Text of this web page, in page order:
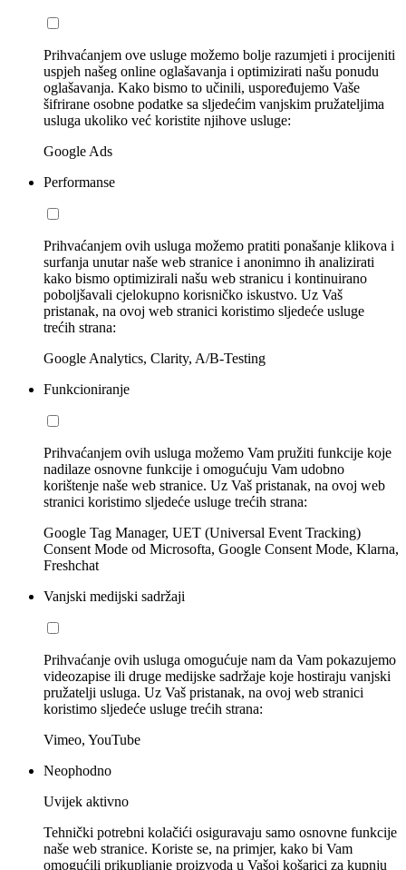
Prihvaćanjem ove usluge možemo bolje razumjeti i procijeniti
uspjeh našeg online oglašavanja i optimizirati našu ponudu
oglašavanja. Kako bismo to učinili, uspoređujemo Vaše
šifrirane osobne podatke sa sljedećim vanjskim pružateljima
usluga ukoliko već koristite njihove usluge:
Google Ads
Performanse
Prihvaćanjem ovih usluga možemo pratiti ponašanje klikova i
surfanja unutar naše web stranice i anonimno ih analizirati
kako bismo optimizirali našu web stranicu i kontinuirano
poboljšavali cjelokupno korisničko iskustvo. Uz Vaš
pristanak, na ovoj web stranici koristimo sljedeće usluge
trećih strana:
Google Analytics, Clarity, A/B-Testing
Funkcioniranje
Prihvaćanjem ovih usluga možemo Vam pružiti funkcije koje
nadilaze osnovne funkcije i omogućuju Vam udobno
korištenje naše web stranice. Uz Vaš pristanak, na ovoj web
stranici koristimo sljedeće usluge trećih strana:
Google Tag Manager, UET (Universal Event Tracking)
Consent Mode od Microsofta, Google Consent Mode, Klarna,
Freshchat
Vanjski medijski sadržaji
Prihvaćanje ovih usluga omogućuje nam da Vam pokazujemo
videozapise ili druge medijske sadržaje koje hostiraju vanjski
pružatelji usluga. Uz Vaš pristanak, na ovoj web stranici
koristimo sljedeće usluge trećih strana:
Vimeo, YouTube
Neophodno
Uvijek aktivno
Tehnički potrebni kolačići osiguravaju samo osnovne funkcije
naše web stranice. Koriste se, na primjer, kako bi Vam
omogućili prikupljanje proizvoda u Vašoj košarici za kupnju